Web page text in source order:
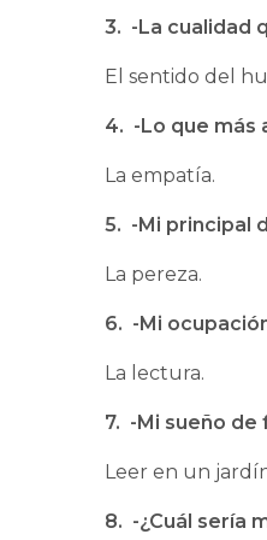
3. -La cualidad
El sentido del
4. -Lo que más
La empatía.
5. -Mi principal
La pereza.
6. -Mi
La lectura.
7. -Mi sueño de
Leer en un
8. -¿Cuál sería